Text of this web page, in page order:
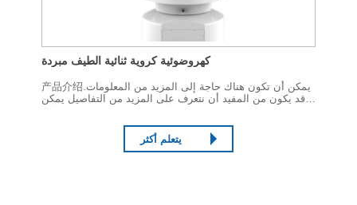
كهروضوئية كروية ثنائية الطيف مبردة
产品介绍يمكن أن تكون هناك حاجة إلى المزيد من المعلومات.
قد يكون من المفيد أن نتعرف على المزيد من التفاصيل يمكن
يتعلم أكثر